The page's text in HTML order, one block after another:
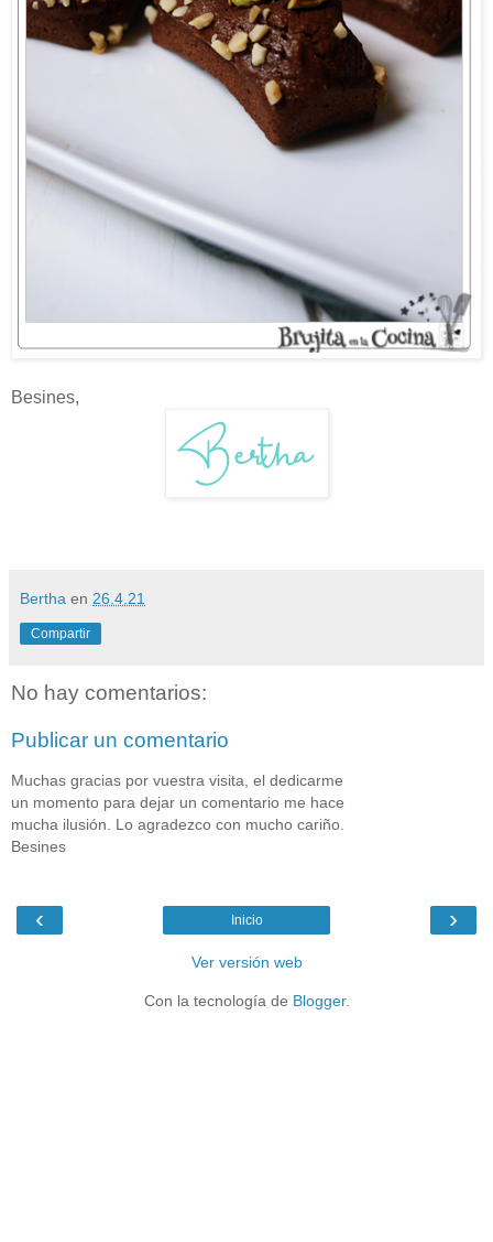
Besines,
Bertha en 26.4.21
Compartir
No hay comentarios:
Publicar un comentario
Muchas gracias por vuestra visita, el dedicarme
un momento para dejar un comentario me hace
mucha ilusión. Lo agradezco con mucho cariño.
Besines
‹ ›
Inicio
Ver versión web
Con la tecnología de Blogger.